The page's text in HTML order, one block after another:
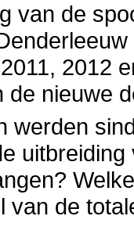
van de
2012
de nieuwe
werden
van de